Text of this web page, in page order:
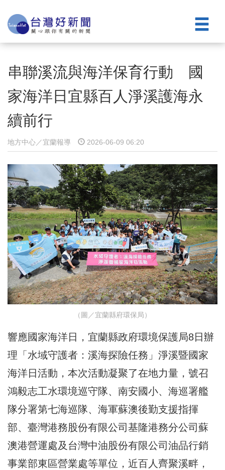
串聯溪流與海洋保育行動 國
家海洋日宜縣百人淨溪護海永
續前行
地方中心／宜蘭報導 2026-06-09 06:20
（圖／宜蘭縣府環保局）
響應國家海洋日，宜蘭縣政府環境保護局8日辦
理「水域守護者：溪海探險任務」淨溪暨國家
海洋日活動，本次活動凝聚了在地力量，號召
鴻毅志工水環境巡守隊、南安國小、海巡署艦
隊分署第七海巡隊、海軍蘇澳後勤支援指揮
部、臺灣港務股份有限公司基隆港務分公司蘇
澳港營運處及台灣中油股份有限公司油品行銷
事業部東區營業處等單位，近百人齊聚溪畔，